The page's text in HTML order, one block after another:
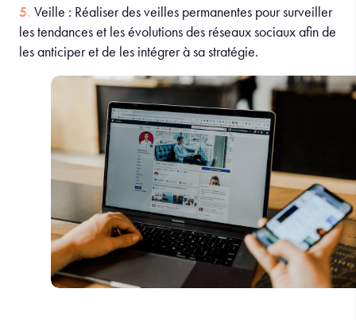
Veille : Réaliser des veilles permanentes pour surveiller
les tendances et les évolutions des réseaux sociaux afin de
les anticiper et de les intégrer à sa stratégie.